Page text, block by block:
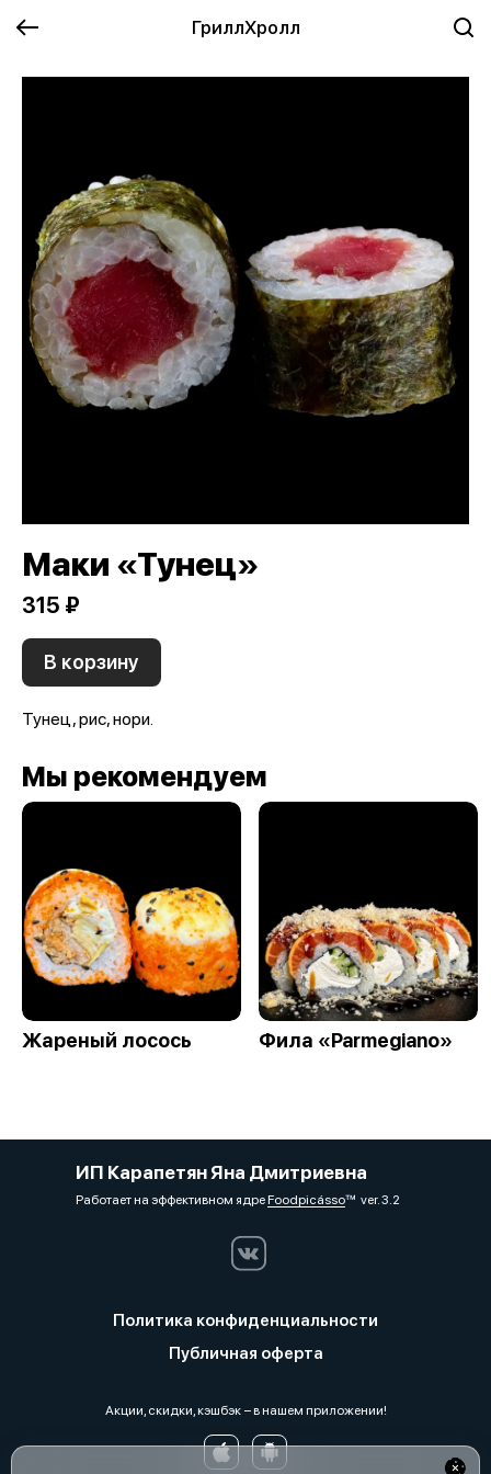
ГриллХролл
Маки «Тунец»
315 ₽
В корзину
Тунец, рис, нори.
Мы рекомендуем
Жареный лосось Фила «Parmegiano»
ИП Карапетян Яна Дмитриевна
Работает на эффективном ядреFoodpicássover. 3.2
Политика конфиденциальности
Публичная оферта
Акции, скидки, кэшбэк − в нашем приложении!